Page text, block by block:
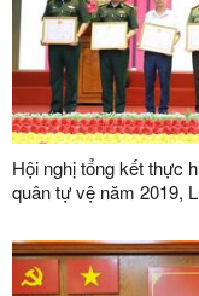
Hội nghị tổng kết thực
quân tự vệ năm 2019,